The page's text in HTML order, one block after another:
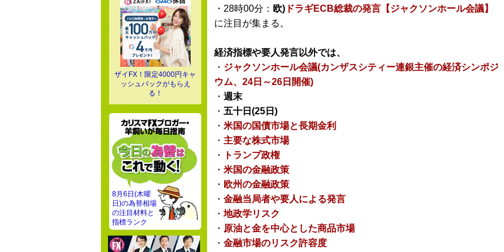
・28時00分： 欧) ドラギECB総裁の発言【ジャクソンホール会議】
に注目が集まる。
経済指標や要人発言以外では、
・ ジャクソンホール会議(カンザスシティー連銀主催の経済シンポジ
ウム、24日～26日開催)
・ 週末
・ 五十日(25日)
・ 米国の国債市場と長期金利
・ 主要な株式市場
・
トランプ政権
・ 米国の金融政策
・ 欧州の金融政策
・ 金融当局者や要人による発言
・ 地政学リスク
・ 原油と金を中心とした商品市場
・ 金融市場のリスク許容度
ザイFX！限定4000円キャ
ッシュバックがもらえ
る！
8月6日(木曜
日)の為替相場
の注目材料と
指標ランク